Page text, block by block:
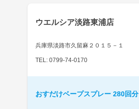
ウエルシア淡路東浦店
兵庫県淡路市久留麻２０１５－１
TEL: 0799-74-0170
おすだけベープスプレー 280回分